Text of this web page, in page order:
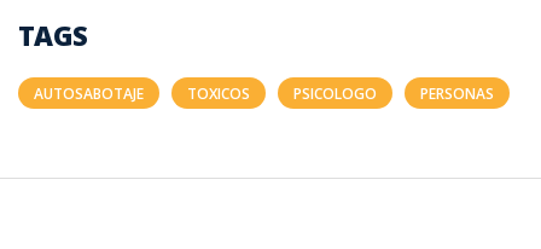
TAGS
AUTOSABOTAJE TOXICOS PSICOLOGO PERSONAS